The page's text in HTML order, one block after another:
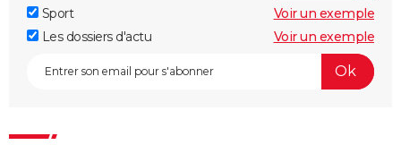
Sport
Voir un exemple
Les dossiers d'actu
Voir un exemple